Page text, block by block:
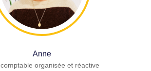
Anne
organisée et réactive